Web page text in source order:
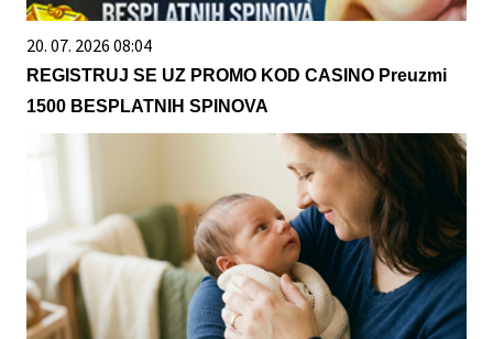
20. 07. 2026 08:04
REGISTRUJ SE UZ PROMO KOD CASINO Preuzmi
1500 BESPLATNIH SPINOVA